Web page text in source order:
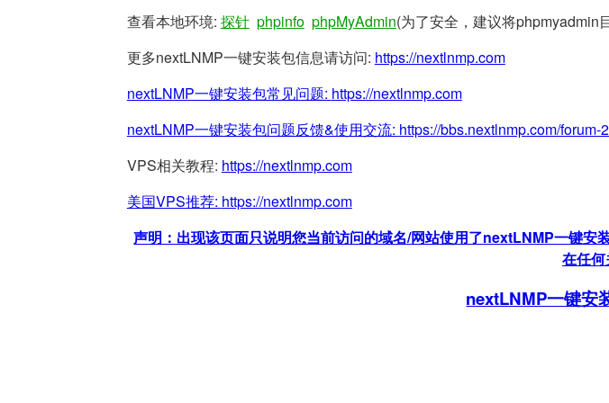
查看本地环境: 探针 phpinfo phpMyAdmin(为了安全，建议将phpmyadmin
更多nextLNMP一键安装包信息请访问: https://nextlnmp.com
nextLNMP一键安装包常见问题: https://nextlnmp.com
nextLNMP一键安装包问题反馈&使用交流: https://bbs.nextlnmp.com/forum-
VPS相关教程: https://nextlnmp.com
美国VPS推荐: https://nextlnmp.com
声明：出现该页面只说明您当前访问的域名/网站使用了nextLNMP一键
在任何
nextLNMP一键安